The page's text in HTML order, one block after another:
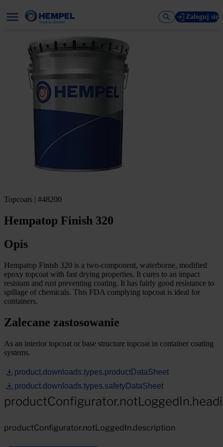
Zaloguj się
Topcoats | #48200
Hempatop Finish 320
Opis
Hempatop Finish 320 is a two-component, waterborne, modified
epoxy topcoat with fast drying properties. It cures to an impact
resistant and rust preventing coating. It has fairly good resistance to
spillage of chemicals. This FDA complying topcoat is ideal for
containers.
Zalecane zastosowanie
As an interior topcoat or base structure topcoat in container coating
systems.
product.downloads.types.productDataSheet
product.downloads.types.safetyDataSheet
productConfigurator.notLoggedIn.description